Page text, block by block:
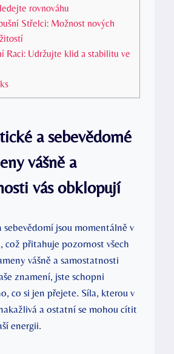
rovnováhu
Střelci: Možnost nových
Raci: Udržujte klid a stabilitu ve
a sebevědomé
vášně a
vás obklopují
sebevědomí jsou momentálně v
což přitahuje pozornost všech
vášně a samostatnosti
znamení, jste schopni
co si jen přejete. Síla, kterou v
a ostatní se mohou cítit
energii.